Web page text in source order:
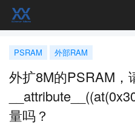
PSRAM 外部RAM
外扩8M的PSRAM，
量吗？